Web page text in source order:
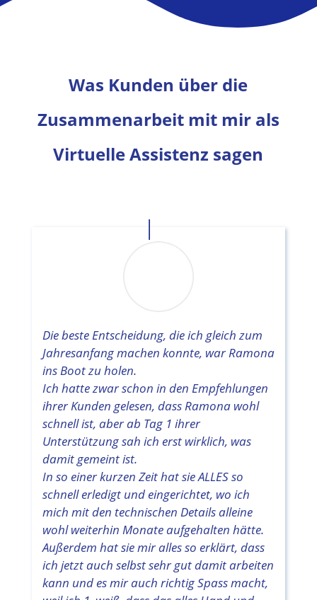
Was Kunden über die
Zusammenarbeit mit mir als
Virtuelle Assistenz sagen
Die beste Entscheidung, die ich gleich zum
Jahresanfang machen konnte, war Ramona
ins Boot zu holen.
Ich hatte zwar schon in den Empfehlungen
ihrer Kunden gelesen, dass Ramona wohl
schnell ist, aber ab Tag 1 ihrer
Unterstützung sah ich erst wirklich, was
damit gemeint ist.
In so einer kurzen Zeit hat sie ALLES so
schnell erledigt und eingerichtet, wo ich
mich mit den technischen Details alleine
wohl weiterhin Monate aufgehalten hätte.
Außerdem hat sie mir alles so erklärt, dass
ich jetzt auch selbst sehr gut damit arbeiten
kann und es mir auch richtig Spass macht,